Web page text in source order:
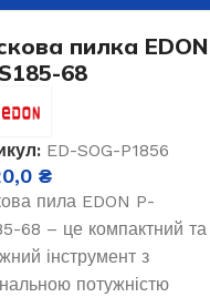
пилка EDON
68
ED-SOG-P1856
₴
пила EDON P-
68 – це компактний та
інструмент з
потужністю